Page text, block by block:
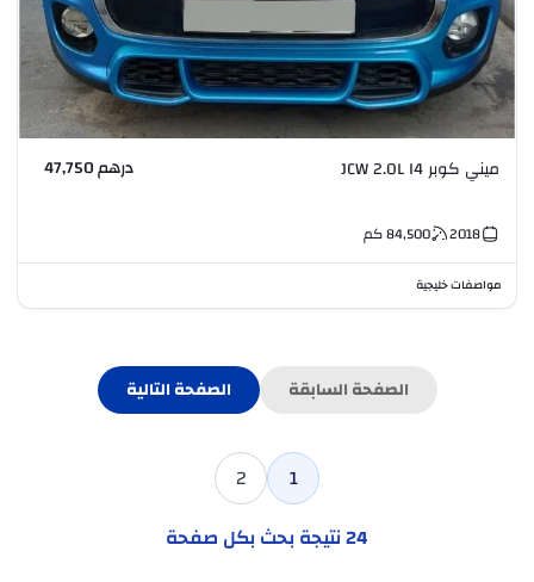
ميني كوبر JCW 2.0L I4 درهم 47,750
2018
84,500كم
مواصفات خليجية
الصفحة السابقة الصفحة التالية
1
2
24نتيجة بحث بكل صفحة